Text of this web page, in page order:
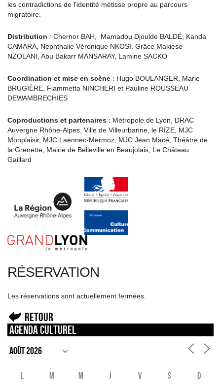
les contradictions de l’identité métisse propre au parcours
migratoire.
Distribution : Chernor BAH, Mamadou Djoulde BALDÉ, Kanda
CAMARA, Nephthalie Véronique NKOSI, Grâce Makiese
NZOLANI, Abu Bakarr MANSARAY, Lamine SACKO
Coordination et mise en scène : Hugo BOULANGER, Marie
BRUGIÈRE, Fiammetta NINCHERI et Pauline ROUSSEAU
DEWAMBRECHIES
Coproductions et partenaires : Métropole de Lyon, DRAC
Auvergne Rhône-Alpes, Ville de Villeurbanne, le RIZE, MJC
Monplaisir, MJC Laënnec-Mermoz, MJC Jean Macé, Théâtre de
la Grenette, Mairie de Belleville en Beaujolais, Le Château
Gaillard
RÉSERVATION
Les réservations sont actuellement fermées.
Retour
Agenda culturel
L M M J V S D